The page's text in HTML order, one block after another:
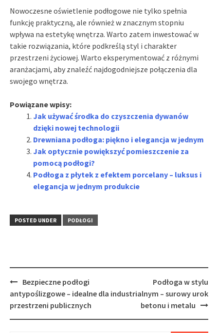
Nowoczesne oświetlenie podłogowe nie tylko spełnia
funkcję praktyczną, ale również w znacznym stopniu
wpływa na estetykę wnętrza. Warto zatem inwestować w
takie rozwiązania, które podkreślą styl i charakter
przestrzeni życiowej. Warto eksperymentować z różnymi
aranżacjami, aby znaleźć najdogodniejsze połączenia dla
swojego wnętrza.
Powiązane wpisy:
Jak używać środka do czyszczenia dywanów
dzięki nowej technologii
Drewniana podłoga: piękno i elegancja w jednym
Jak optycznie powiększyć pomieszczenie za
pomocą podłogi?
Podłoga z płytek z efektem porcelany – luksus i
elegancja w jednym produkcie
POSTED UNDER PODŁOGI
Post
navigation
Bezpieczne podłogi
antypoślizgowe – idealne dla
przestrzeni publicznych
Podłoga w stylu
industrialnym – surowy urok
betonu i metalu